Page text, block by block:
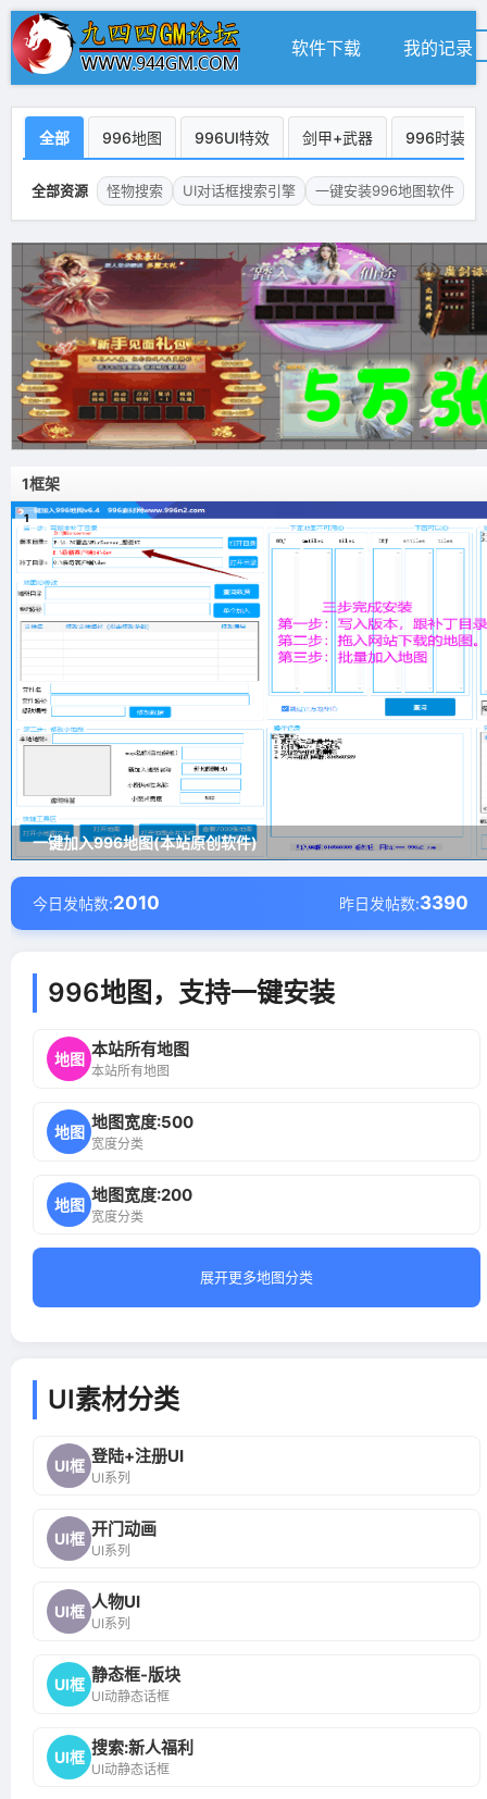
软件下载 我的记录
全部 996地图 996UI特效 剑甲+武器 996时装
全部资源 怪物搜索 UI对话框搜索引擎 一键安装996地图软件
1框架
一键加入996地图(本站原创软件)
1
今日发帖数:2010 昨日发帖数:3390
996地图，支持一键安装
地图 本站所有地图
本站所有地图
地图 地图宽度:500
宽度分类
地图 地图宽度:200
宽度分类
展开更多地图分类
UI素材分类
UI框 登陆+注册UI
UI系列
UI框 开门动画
UI系列
UI框 人物UI
UI系列
UI框 静态框-版块
UI动静态话框
UI框 搜索:新人福利
UI动静态话框